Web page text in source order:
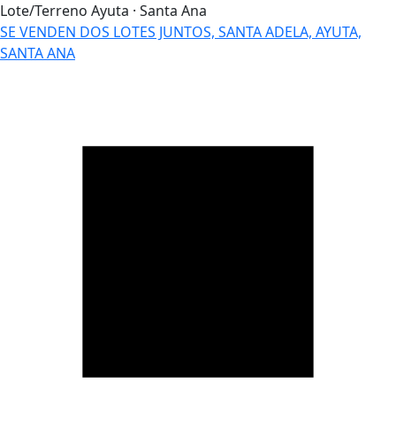
Lote/Terreno Ayuta · Santa Ana
SE VENDEN DOS LOTES JUNTOS, SANTA ADELA, AYUTA,
SANTA ANA